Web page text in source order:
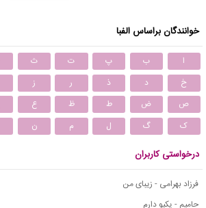
خوانندگان براساس الفبا
ا ب پ ت ث
خ
د ذ ر ز
ص
ض ط ظ ع
ک
گ ل م ن
درخواستی کاربران
فرزاد بهرامی - زیبای من
حامیم - یکیو دارم